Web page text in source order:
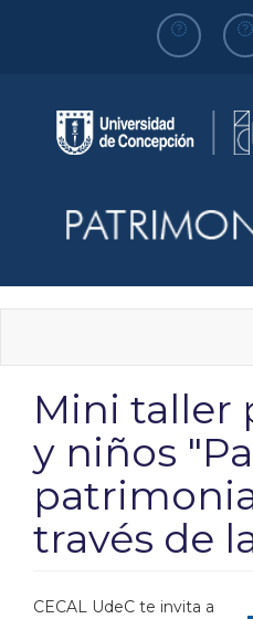
Mini taller
y niños
través de
CECAL UdeC te invita a